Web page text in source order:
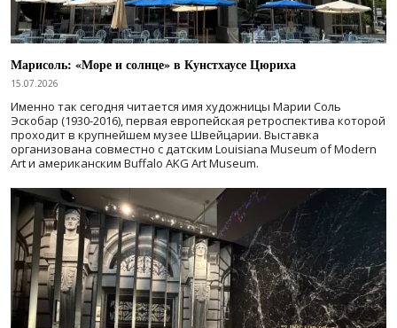
Марисоль: «Море и солнце» в Кунстхаусе Цюриха
15.07.2026
Именно так сегодня читается имя художницы Марии Соль
Эскобар (1930-2016), первая европейская ретроспектива которой
проходит в крупнейшем музее Швейцарии. Выставка
организована совместно с датским Louisiana Museum of Modern
Art и американским Buffalo AKG Art Museum.